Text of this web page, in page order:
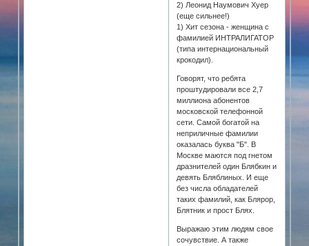
2) Леонид Наумович Хуер
(еще сильнее!)
1) Хит сезона - женщина с
фамилией ИНТРАЛИГАТОР
(типа интернациональный
крокодил).
Говорят, что ребята
проштудировали все 2,7
миллиона абонентов
московской телефонной
сети. Самой богатой на
неприличные фамилии
оказалась буква "Б". В
Москве маются под гнетом
дразнителей один Блябкин и
девять Бляблиных. И еще
без числа обладателей
таких фамилий, как Блярор,
Блятник и прост Блях.
Выражаю этим людям свое
сочувствие. А также